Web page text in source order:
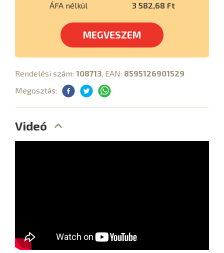
ÁFA nélkül 3 582,68 Ft
MEGVESZEM
Rendelési szám: 108713, EAN: 8595126901529
Megosztás:
Videó